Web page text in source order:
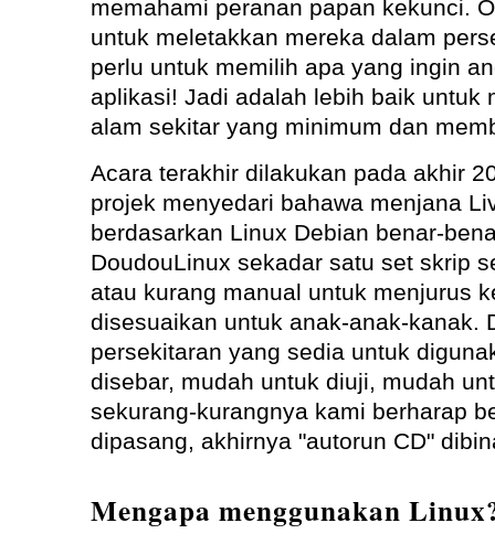
memahami peranan papan kekunci.
untuk meletakkan mereka dalam
perlu untuk memilih apa yang ingin
aplikasi! Jadi adalah lebih baik untuk
alam sekitar yang minimum dan
Acara terakhir dilakukan pada akhir
projek menyedari bahawa menjana
berdasarkan Linux Debian benar-
DoudouLinux sekadar satu set skrip
atau kurang manual untuk menjurus
disesuaikan untuk anak-anak-kanak.
persekitaran yang sedia untuk
disebar, mudah untuk diuji, mudah
sekurang-kurangnya kami berharap
dipasang, akhirnya "autorun CD"
Mengapa menggunakan